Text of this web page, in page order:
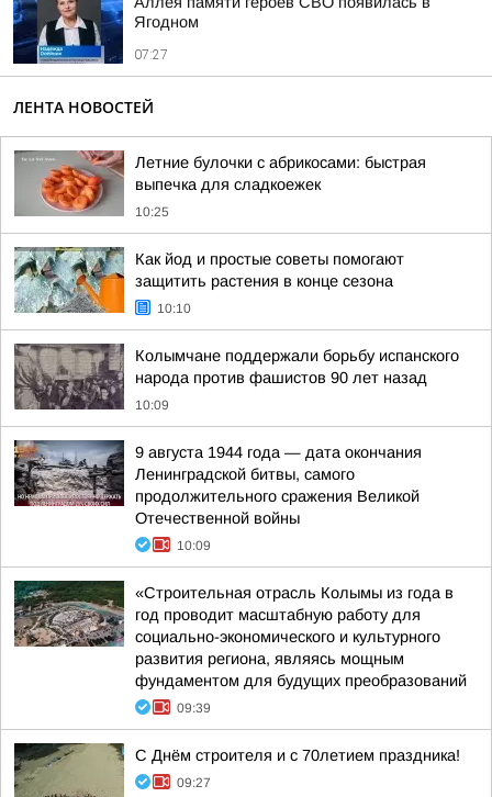
Ягодном
07:27
ЛЕНТА НОВОСТЕЙ
Летние булочки с абрикосами: быстрая
выпечка для сладкоежек
10:25
Как йод и простые советы помогают
защитить растения в конце сезона
10:10
Колымчане поддержали борьбу испанского
народа против фашистов 90 лет назад
10:09
9 августа 1944 года — дата окончания
Ленинградской битвы, самого
продолжительного сражения Великой
Отечественной войны
10:09
«Строительная отрасль Колымы из года в
год проводит масштабную работу для
социально-экономического и культурного
развития региона, являясь мощным
фундаментом для будущих преобразований
09:39
С Днём строителя и с 70летием праздника!
09:27